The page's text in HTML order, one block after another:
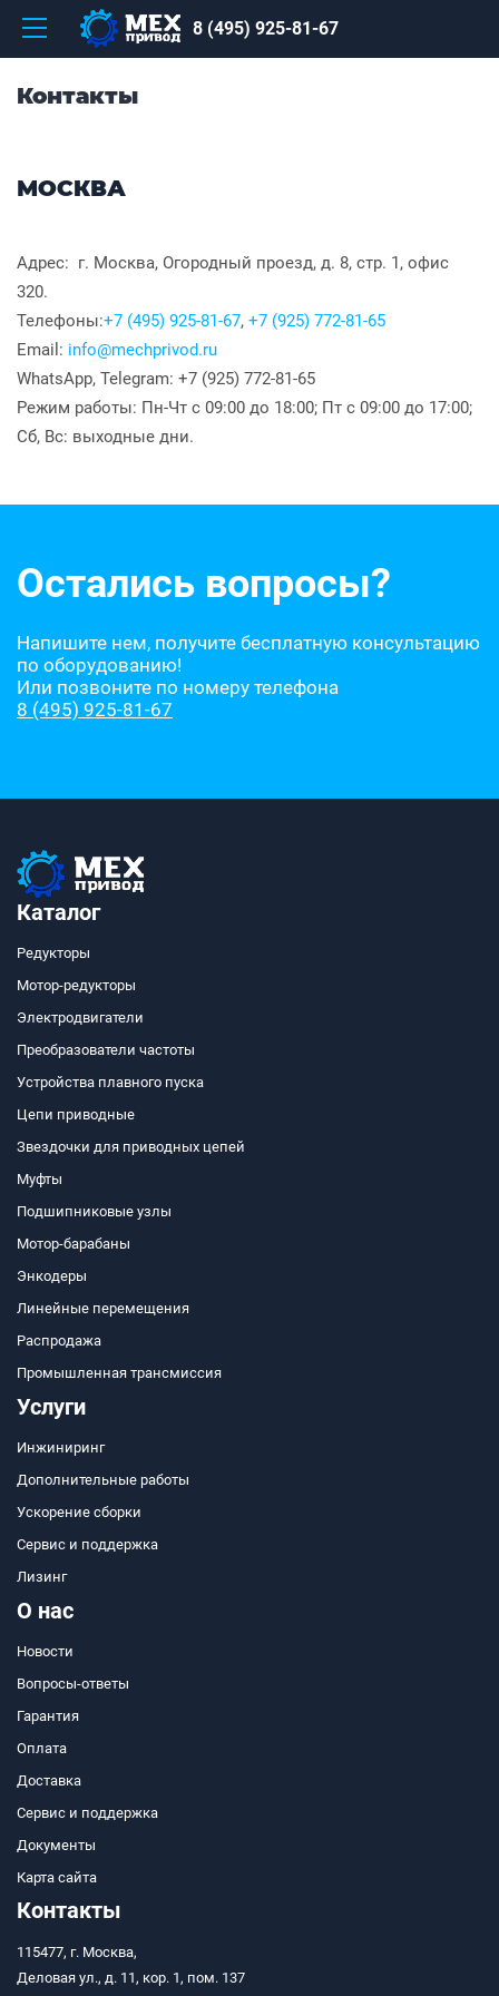
8 (495) 925-81-67
Контакты
МОСКВА
Адрес: г. Москва, Огородный проезд, д. 8, стр. 1, офис
320.
Телефоны:+7 (495) 925-81-67, +7 (925) 772-81-65
Email: info@mechprivod.ru
WhatsApp, Telegram: +7 (925) 772-81-65
Режим работы: Пн-Чт с 09:00 до 18:00; Пт с 09:00 до 17:00;
Сб, Вс: выходные дни.
Остались вопросы?
Напишите нем, получите бесплатную консультацию
по оборудованию!
Или позвоните по номеру телефона
8 (495) 925-81-67
Каталог
Редукторы
Мотор-редукторы
Электродвигатели
Преобразователи частоты
Устройства плавного пуска
Цепи приводные
Звездочки для приводных цепей
Муфты
Подшипниковые узлы
Мотор-барабаны
Энкодеры
Линейные перемещения
Распродажа
Промышленная трансмиссия
Услуги
Инжиниринг
Дополнительные работы
Ускорение сборки
Сервис и поддержка
Лизинг
О нас
Новости
Вопросы-ответы
Гарантия
Оплата
Доставка
Сервис и поддержка
Документы
Карта сайта
Контакты
115477, г. Москва,
Деловая ул., д. 11, кор. 1, пом. 137